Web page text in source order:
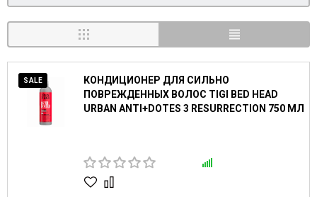
SALE
КОНДИЦИОНЕР ДЛЯ СИЛЬНО
ПОВРЕЖДЕННЫХ ВОЛОС TIGI BED HEAD
URBAN ANTI+DOTES 3 RESURRECTION 750 МЛ